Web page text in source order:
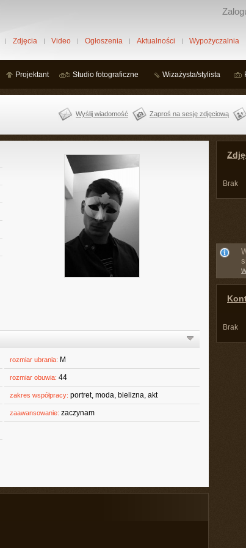
Zdjęcia Video Ogłoszenia Aktualności Wypożyczalnia
Projektant Studio fotograficzne Wizażysta/stylista
Wyślij wiadomość Zaproś na sesję zdjęciową
rozmiar ubrania: M
rozmiar obuwia: 44
zakres współpracy: portret, moda, bielizna, akt
zaawansowanie: zaczynam
Brak
Brak